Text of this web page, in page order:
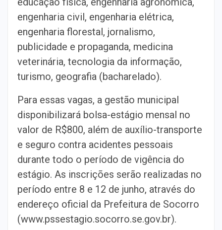
engenharia civil, engenharia elétrica,
engenharia florestal, jornalismo,
publicidade e propaganda, medicina
veterinária, tecnologia da informação,
turismo, geografia (bacharelado).
Para essas vagas, a gestão municipal
disponibilizará bolsa-estágio mensal no
valor de R$800, além de auxílio-transporte
e seguro contra acidentes pessoais
durante todo o período de vigência do
estágio. As inscrições serão realizadas no
período entre 8 e 12 de junho, através do
endereço oficial da Prefeitura de Socorro
(www.pssestagio.socorro.se.gov.br).